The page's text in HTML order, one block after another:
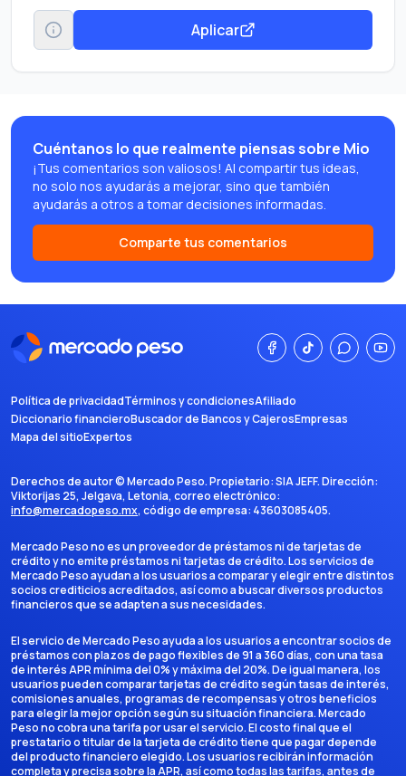
Aplicar
Cuéntanos lo que realmente piensas sobre Mio
¡Tus comentarios son valiosos! Al compartir tus ideas,
no solo nos ayudarás a mejorar, sino que también
ayudarás a otros a tomar decisiones informadas.
Comparte tus comentarios
Política de privacidadTérminos y condicionesAfiliado
Diccionario financieroBuscador de Bancos y CajerosEmpresas
Mapa del sitioExpertos
Derechos de autor ©Mercado Peso. Propietario:SIA JEFF. Dirección:
Viktorijas 25, Jelgava, Letonia, correo electrónico:
info@mercadopeso.mx, código de empresa: 43603085405.
Mercado Peso no es un proveedor de préstamos ni de tarjetas de
crédito y no emite préstamos ni tarjetas de crédito. Los servicios de
Mercado Peso ayudan a los usuarios a comparar y elegir entre distintos
socios crediticios acreditados, así como a buscar diversos productos
financieros que se adapten a sus necesidades.
El servicio de Mercado Peso ayuda a los usuarios a encontrar socios de
préstamos con plazos de pago flexibles de 91 a 360 días, con una tasa
de interés APR mínima del 0% y máxima del 20%. De igual manera, los
usuarios pueden comparar tarjetas de crédito según tasas de interés,
comisiones anuales, programas de recompensas y otros beneficios
para elegir la mejor opción según su situación financiera. Mercado
Peso no cobra una tarifa por usar el servicio. El costo final que el
prestatario o titular de la tarjeta de crédito tiene que pagar depende
del producto financiero elegido. Los usuarios recibirán información
completa y precisa sobre la APR, así como todas las tarifas, antes de